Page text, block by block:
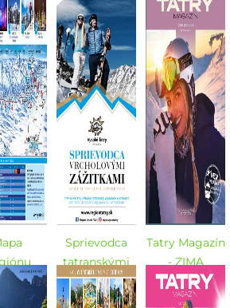
2023
LETO 2023
LETO 2022 -
DE / HU
Tatry -
Sprievodca
tatranskými
zážitkami -
ZIMA
Tatry Magazín
- ZIMA
2022/2023